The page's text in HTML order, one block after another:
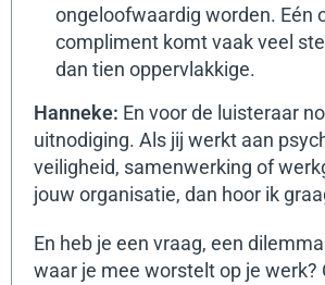
ongeloofwaardig worden. Eén
compliment komt vaak veel
dan tien oppervlakkige.
Hanneke: En voor de luisteraar
uitnodiging. Als jij werkt aan
veiligheid, samenwerking of
jouw organisatie, dan hoor ik
En heb je een vraag, een
waar je mee worstelt op je werk?